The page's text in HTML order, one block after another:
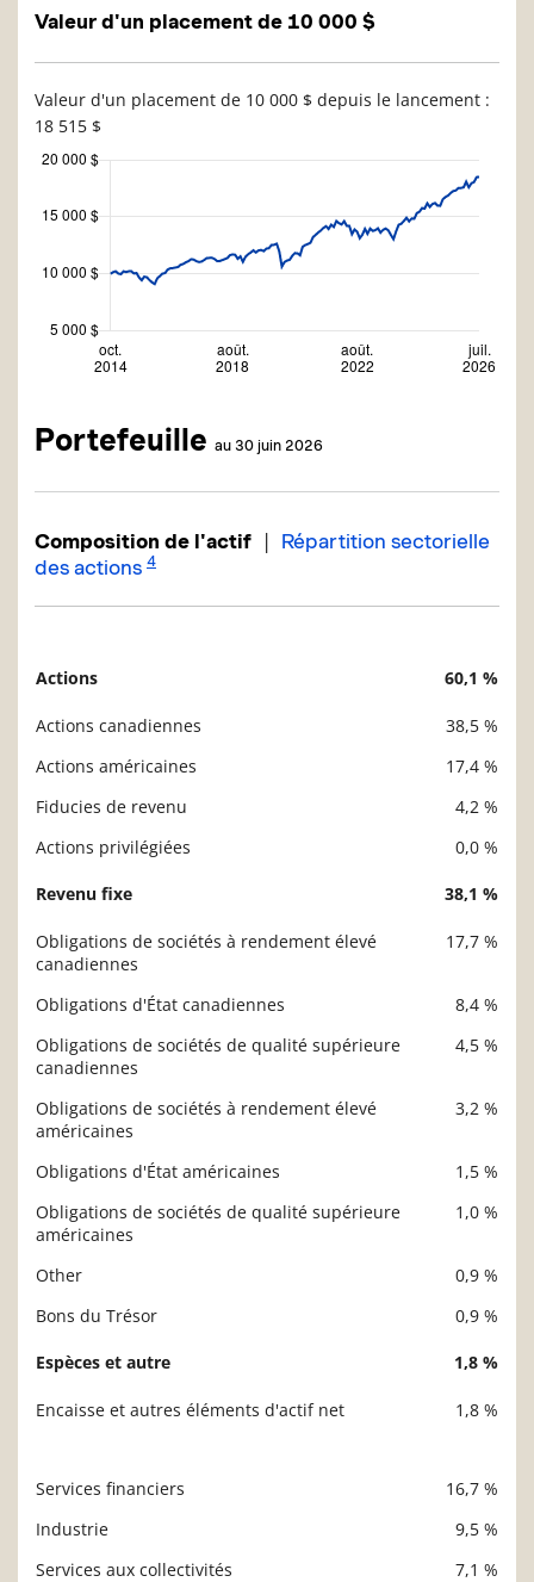
Valeur d'un placement de 10 000 $
Valeur d'un placement de 10 000 $ depuis le lancement :
18 515 $
Portefeuille au 30 juin 2026
Composition de l'actif | Répartition sectorielle
des actions 4
Actions 60,1 %
Actions canadiennes
38,5 %
Actions américaines
17,4 %
Fiducies de revenu
4,2 %
Actions privilégiées
0,0 %
Revenu fixe 38,1 %
Obligations de sociétés à rendement élevé
canadiennes
17,7 %
Obligations d'État canadiennes
8,4 %
Obligations de sociétés de qualité supérieure
canadiennes
4,5 %
Obligations de sociétés à rendement élevé
américaines
3,2 %
Obligations d'État américaines
1,5 %
Obligations de sociétés de qualité supérieure
américaines
1,0 %
Other
0,9 %
Bons du Trésor
0,9 %
Espèces et autre 1,8 %
Encaisse et autres éléments d'actif net 1,8 %
Services financiers
16,7 %
Industrie
9,5 %
Services aux collectivités
7,1 %